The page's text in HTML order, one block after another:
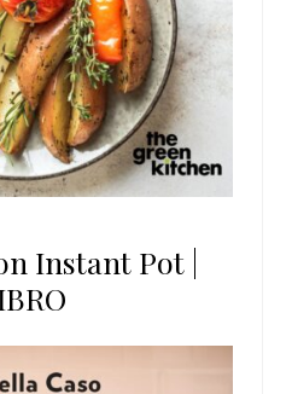
Instant Pot |